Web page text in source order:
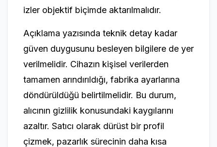
izler objektif biçimde aktarılmalıdır.
Açıklama yazısında teknik detay kadar
güven duygusunu besleyen bilgilere de yer
verilmelidir. Cihazın kişisel verilerden
tamamen arındırıldığı, fabrika ayarlarına
döndürüldüğü belirtilmelidir. Bu durum,
alıcının gizlilik konusundaki kaygılarını
azaltır. Satıcı olarak dürüst bir profil
çizmek, pazarlık sürecinin daha kısa